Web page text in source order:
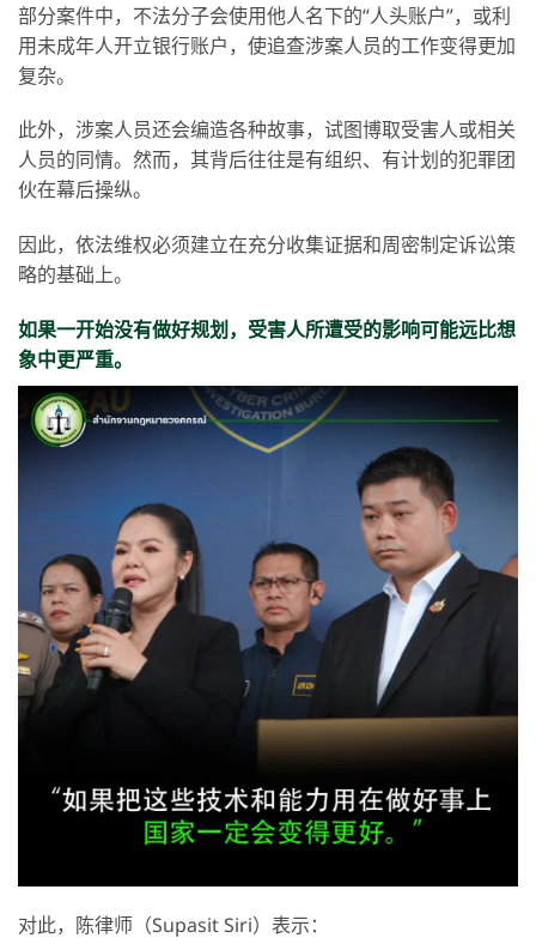
部分案件中，不法分子会使用他人名下的“人头账户”，或利
用未成年人开立银行账户，使追查涉案人员的工作变得更加
复杂。
此外，涉案人员还会编造各种故事，试图博取受害人或相关
人员的同情。然而，其背后往往是有组织、有计划的犯罪团
伙在幕后操纵。
因此，依法维权必须建立在充分收集证据和周密制定诉讼策
略的基础上。
如果一开始没有做好规划，受害人所遭受的影响可能远比想
象中更严重。
对此，陈律师（Supasit Siri）表示：